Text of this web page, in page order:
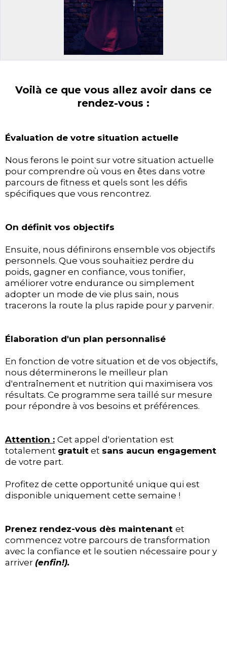
Voilà ce que vous allez avoir dans ce
rendez-vous :
Évaluation de votre situation actuelle
Nous ferons le point sur votre situation actuelle
pour comprendre où vous en êtes dans votre
parcours de fitness et quels sont les défis
spécifiques que vous rencontrez.
On définit vos objectifs
Ensuite, nous définirons ensemble vos objectifs
personnels. Que vous souhaitiez perdre du
poids, gagner en confiance, vous tonifier,
améliorer votre endurance ou simplement
adopter un mode de vie plus sain, nous
tracerons la route la plus rapide pour y parvenir.
Élaboration d'un plan personnalisé
En fonction de votre situation et de vos objectifs,
nous déterminerons le meilleur plan
d'entraînement et nutrition qui maximisera vos
résultats. Ce programme sera taillé sur mesure
pour répondre à vos besoins et préférences.
Attention : Cet appel d'orientation est
totalement gratuit et sans aucun engagement
de votre part.
Profitez de cette opportunité unique qui est
disponible uniquement cette semaine !
Prenez rendez-vous dès maintenant et
commencez votre parcours de transformation
avec la confiance et le soutien nécessaire pour y
arriver (enfin!).